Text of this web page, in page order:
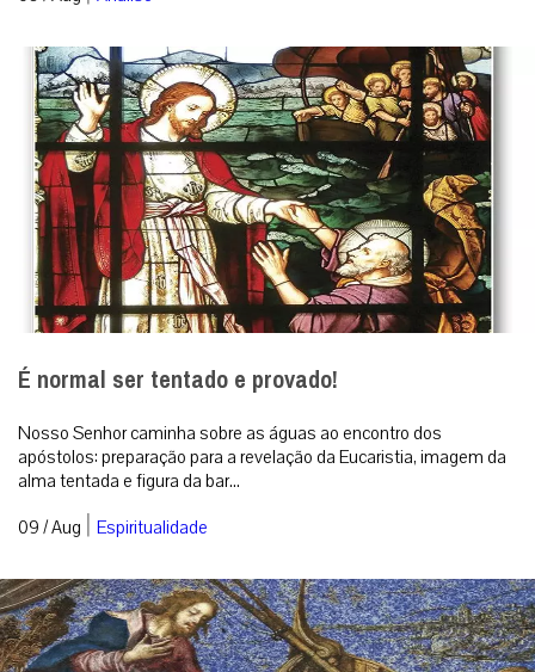
É normal ser tentado e provado!
Nosso Senhor caminha sobre as águas ao encontro dos
apóstolos: preparação para a revelação da Eucaristia, imagem da
alma tentada e figura da bar...
09 / Aug | Espiritualidade